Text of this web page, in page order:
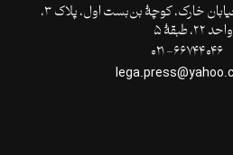
تهـران،‌ خیابان انقلاب، خیابان خارک، کوچۀ بن‌بست اول، پلاک ۳،
واحد ۲۲، طبقۀ ۵